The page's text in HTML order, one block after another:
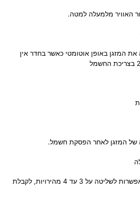
האוויר מלמעלה למטה.
המזגן באופן אוטומטי כאשר בחדר אין
של המזגן לאחר הפסקת חשמל.
היחידה הפנימית בעלת אפשרות לשליטה על 3 עד 4 מהירויות, לקבלת